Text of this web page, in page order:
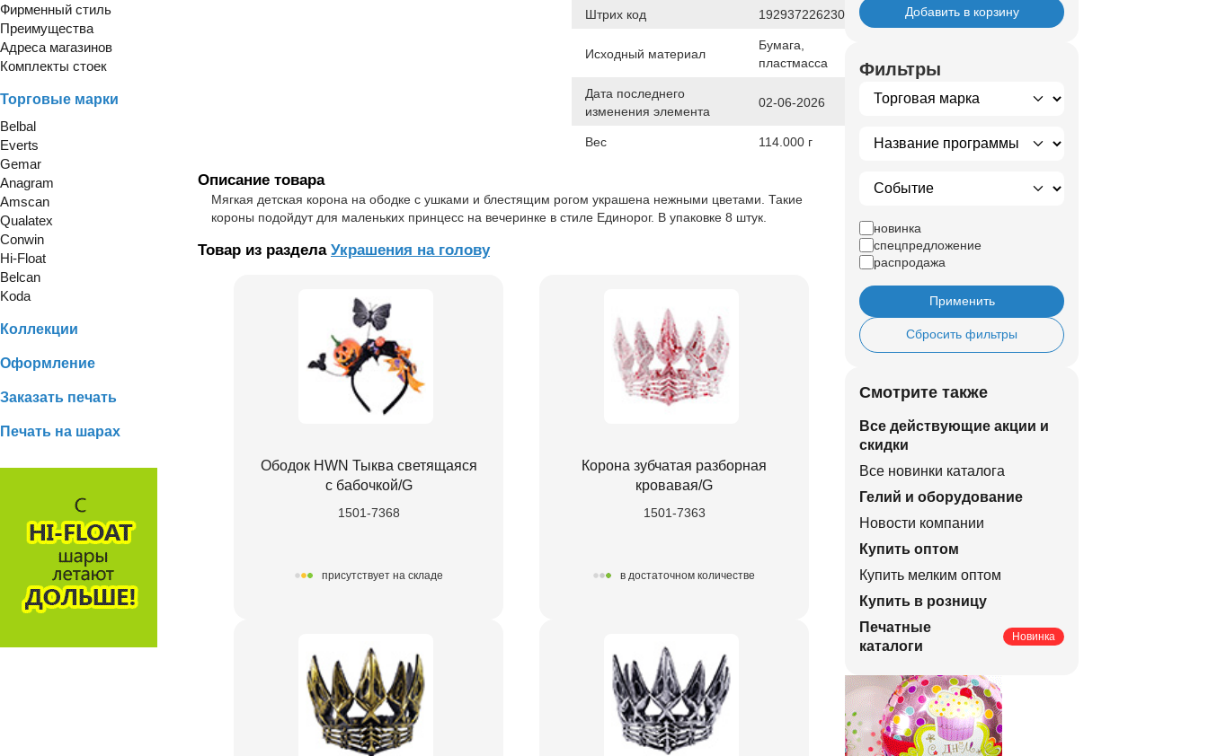
Фирменный стиль
Преимущества
Адреса магазинов
Комплекты стоек
Торговые марки
Belbal
Everts
Gemar
Anagram
Amscan
Qualatex
Conwin
Hi-Float
Belcan
Koda
Коллекции
Оформление
Заказать печать
Печать на шарах
Штрих код 192937226230
Исходный материал
Бумага,
пластмасса
Дата последнего
изменения элемента
02-06-2026
Вес 114.000 г
Описание товара
Мягкая детская корона на ободке с ушками и блестящим рогом украшена нежными цветами. Такие
короны подойдут для маленьких принцесс на вечеринке в стиле Единорог. В упаковке 8 штук.
Товар из раздела Украшения на голову
Ободок HWN Тыква светящаяся
с бабочкой/G
1501-7368
присутствует на складе
Корона зубчатая разборная
кровавая/G
1501-7363
в достаточном количестве
Добавить в корзину
Фильтры
новинка
спецпредложение
распродажа
Применить
Сбросить фильтры
Смотрите также
Все действующие акции и
скидки
Все новинки каталога
Гелий и оборудование
Новости компании
Купить оптом
Купить мелким оптом
Купить в розницу
Печатные
каталоги
Новинка